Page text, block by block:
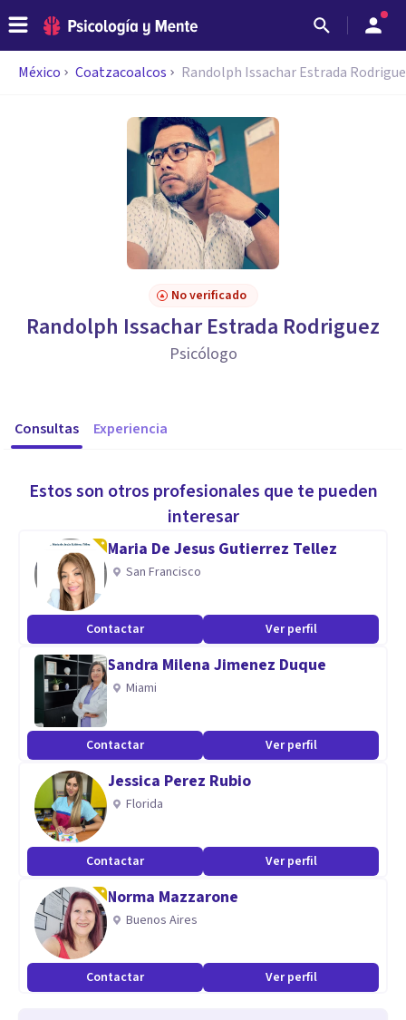
México Coatzacoalcos Randolph Issachar Estrada
No verificado
Randolph Issachar Estrada Rodriguez
Psicólogo
Consultas Experiencia
Estos son otros profesionales que te pueden
interesar
Maria De Jesus Gutierrez Tellez
San Francisco
Contactar Ver perfil
Sandra Milena Jimenez Duque
Miami
Contactar Ver perfil
Jessica Perez Rubio
Florida
Contactar Ver perfil
Norma Mazzarone
Buenos Aires
Contactar Ver perfil